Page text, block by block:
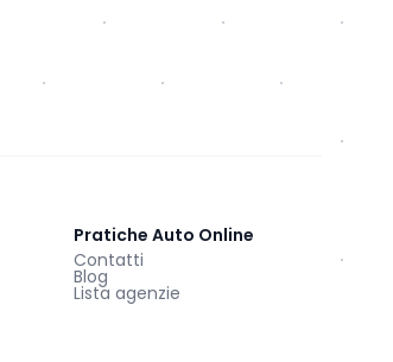
Pratiche Auto Online
Contatti
Blog
Lista agenzie